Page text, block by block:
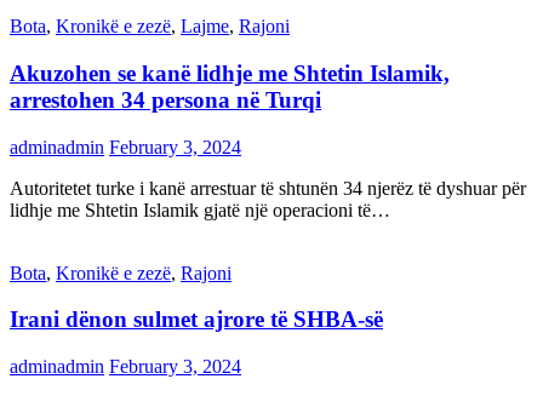
Bota, Kronikë e zezë, Lajme, Rajoni
Akuzohen se kanë lidhje me Shtetin Islamik,
arrestohen 34 persona në Turqi
adminadmin February 3, 2024
Autoritetet turke i kanë arrestuar të shtunën 34 njerëz të dyshuar për
lidhje me Shtetin Islamik gjatë një operacioni të…
Bota, Kronikë e zezë, Rajoni
Irani dënon sulmet ajrore të SHBA-së
adminadmin February 3, 2024